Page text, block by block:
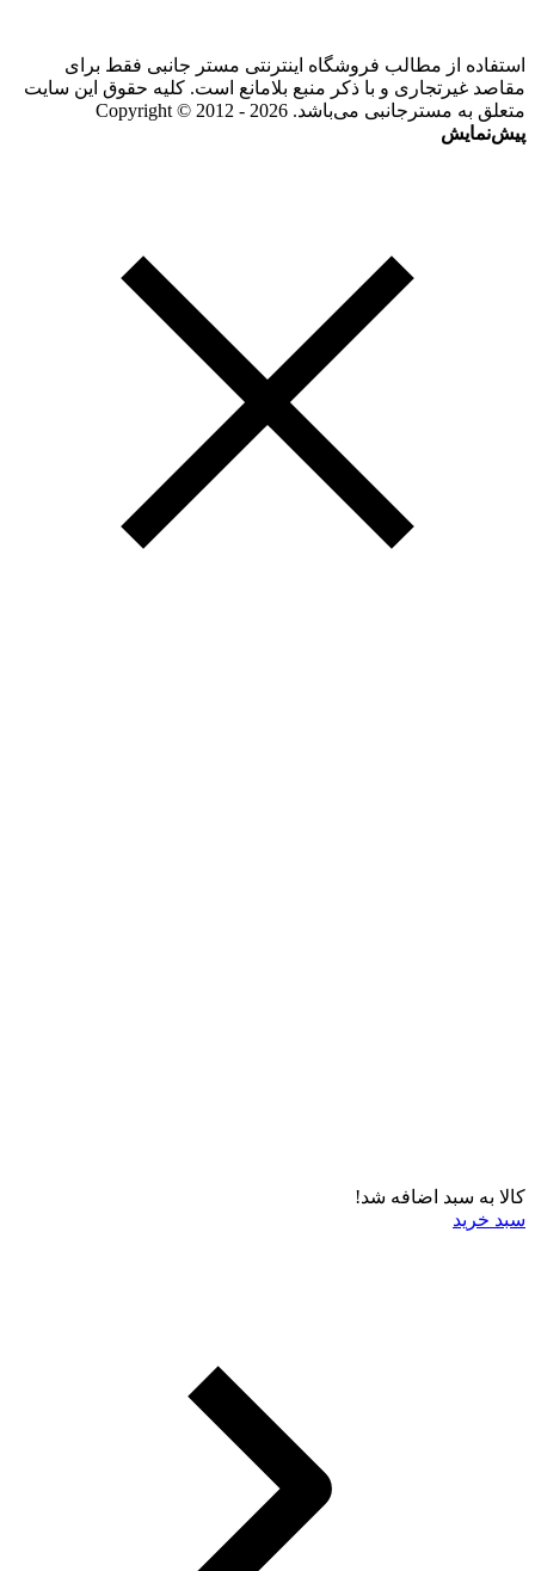
استفاده از مطالب فروشگاه اینترنتی مستر جانبی فقط برای
مقاصد غیرتجاری و با ذکر منبع بلامانع است. کلیه حقوق این سایت
متعلق به مسترجانبی می‌باشد. Copyright © 2012 - 2026
پیش‌نمایش
کالا به سبد اضافه شد!
سبد خرید